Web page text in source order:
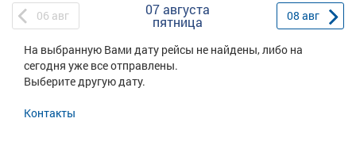
06 авг 07 августа
пятница 08 авг
На выбранную Вами дату рейсы не найдены, либо на
сегодня уже все отправлены.
Выберите другую дату.
Контакты